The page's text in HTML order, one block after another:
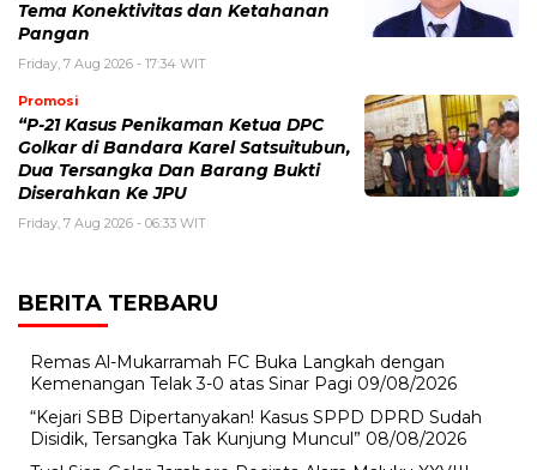
Tema Konektivitas dan Ketahanan
Pangan
Friday, 7 Aug 2026 - 17:34 WIT
Promosi
“P-21 Kasus Penikaman Ketua DPC
Golkar di Bandara Karel Satsuitubun,
Dua Tersangka Dan Barang Bukti
Diserahkan Ke JPU
Friday, 7 Aug 2026 - 06:33 WIT
BERITA TERBARU
Remas Al-Mukarramah FC Buka Langkah dengan
Kemenangan Telak 3-0 atas Sinar Pagi 09/08/2026
“Kejari SBB Dipertanyakan! Kasus SPPD DPRD Sudah
Disidik, Tersangka Tak Kunjung Muncul” 08/08/2026